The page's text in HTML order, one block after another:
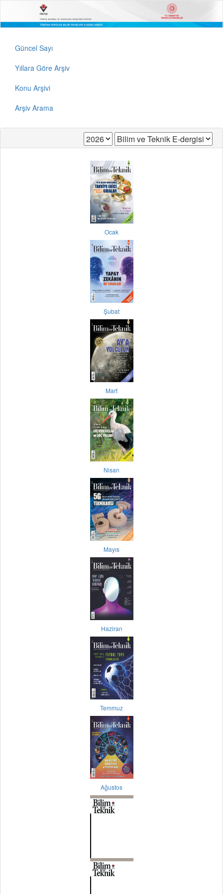
Güncel Sayı
Yıllara Göre Arşiv
Konu Arşivi
Arşiv Arama
Ocak
Şubat
Mart
Nisan
Mayıs
Haziran
Temmuz
Ağustos